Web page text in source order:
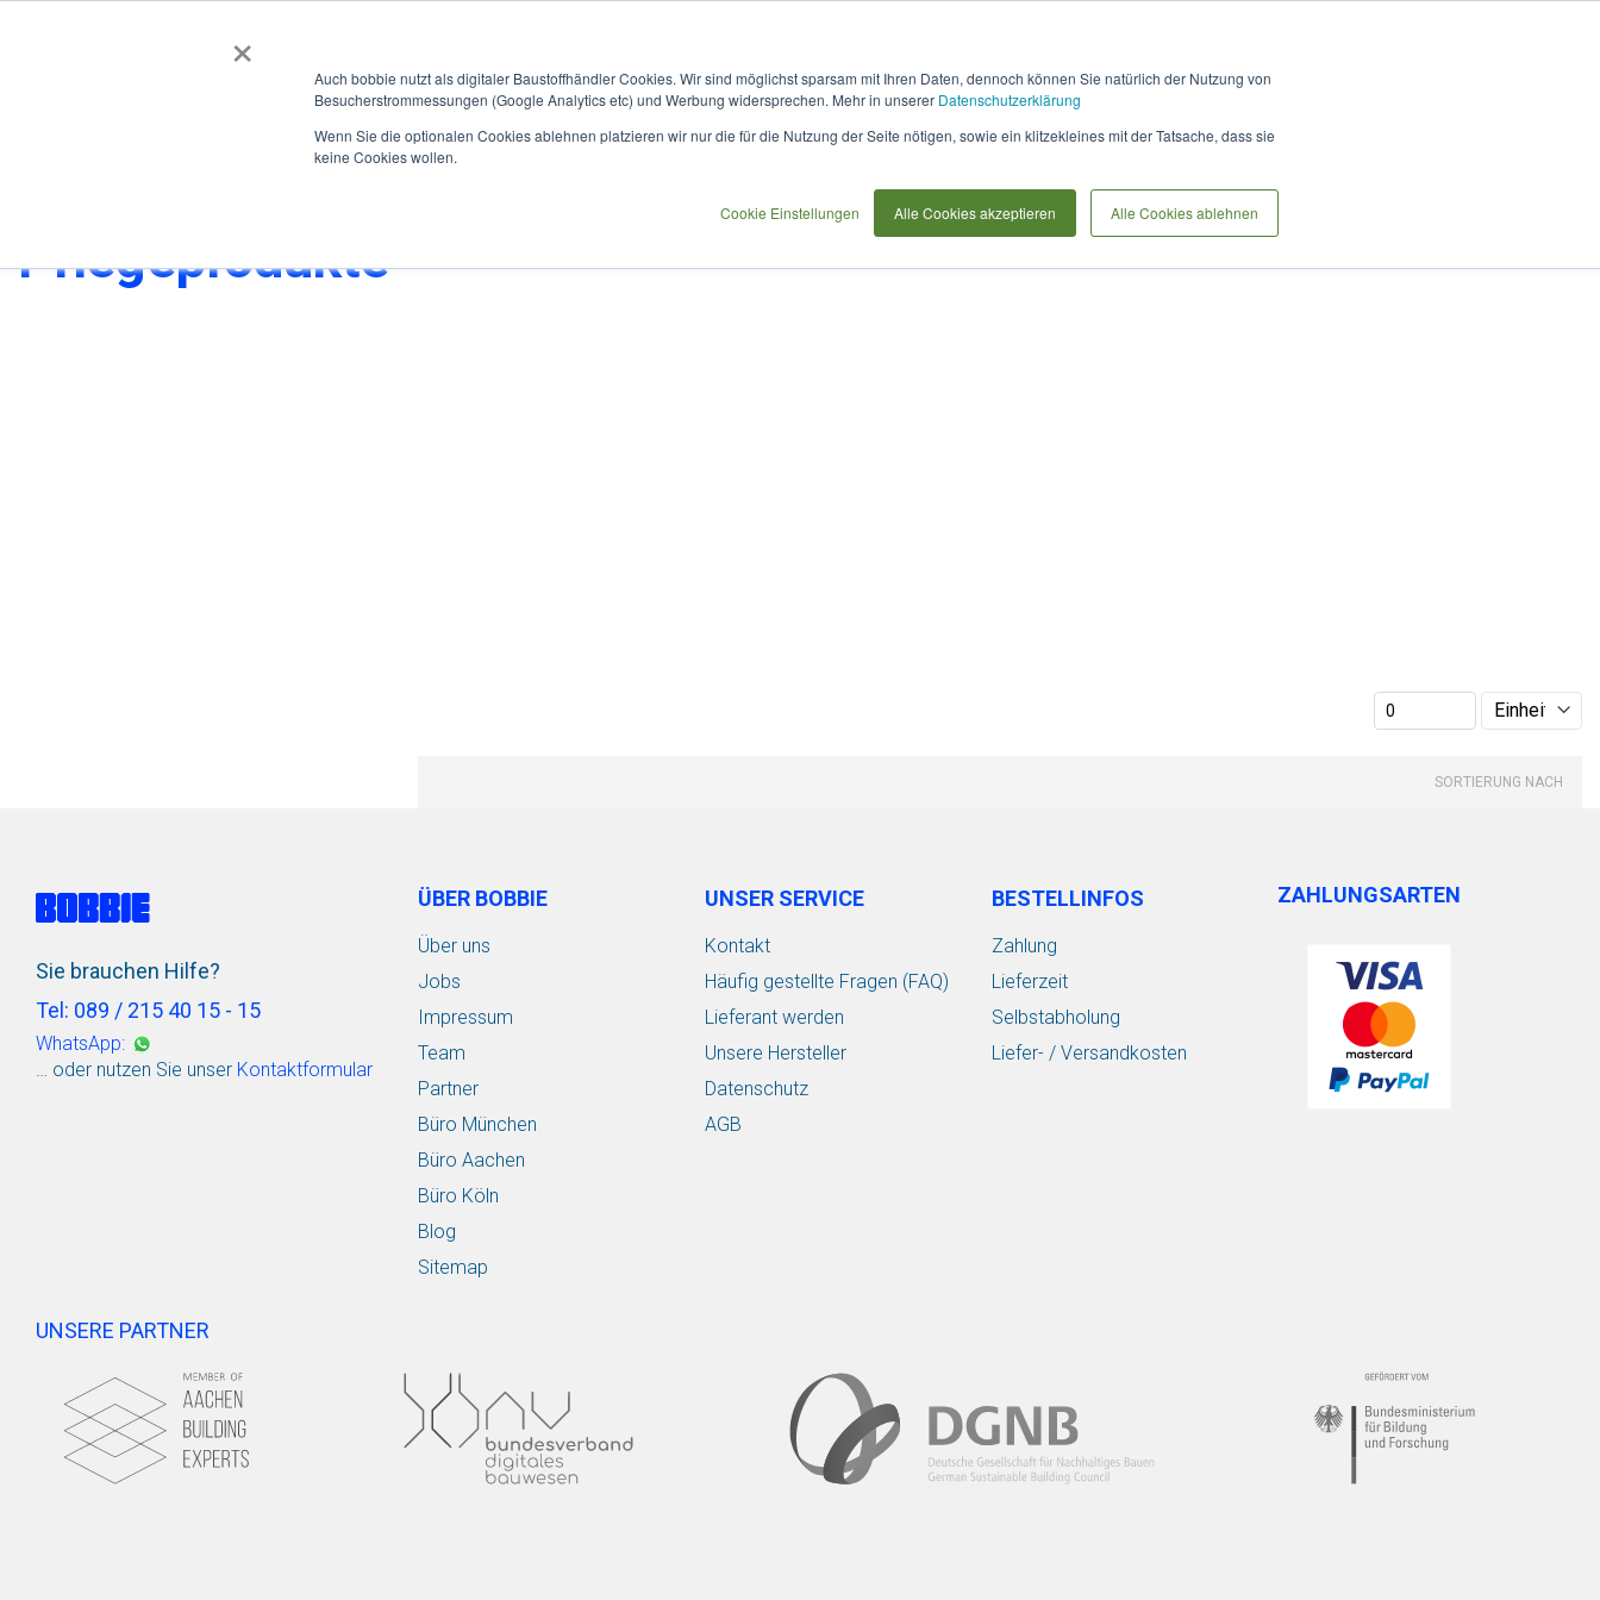
×
Auch bobbie nutzt als digitaler Baustoffhändler Cookies. Wir sind möglichst sparsam mit Ihren Daten, dennoch können Sie natürlich der Nutzung von
Besucherstrommessungen (Google Analytics etc) und Werbung widersprechen. Mehr in unserer Datenschutzerklärung
Wenn Sie die optionalen Cookies ablehnen platzieren wir nur die für die Nutzung der Seite nötigen, sowie ein klitzekleines mit der Tatsache, dass sie
keine Cookies wollen.
Cookie Einstellungen Alle Cookies akzeptieren Alle Cookies ablehnen
BOBBIEVERSUM
it
Pflegeprodukte
SORTIERUNG NACH
Sie brauchen Hilfe?
Tel: 089 / 215 40 15 - 15
WhatsApp:
… oder nutzen Sie unser Kontaktformular
ÜBER BOBBIE
Über uns
Jobs
Impressum
Team
Partner
Büro München
Büro Aachen
Büro Köln
Blog
Sitemap
UNSER SERVICE
Kontakt
Häufig gestellte Fragen (FAQ)
Lieferant werden
Unsere Hersteller
Datenschutz
AGB
BESTELLINFOS
Zahlung
Lieferzeit
Selbstabholung
Liefer- / Versandkosten
ZAHLUNGSARTEN
UNSERE PARTNER